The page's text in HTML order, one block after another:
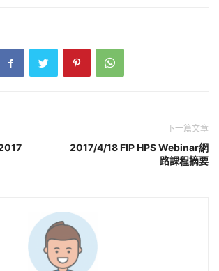
下一篇文章
2017/4/18 FIP HPS Webinar網
路課程摘要